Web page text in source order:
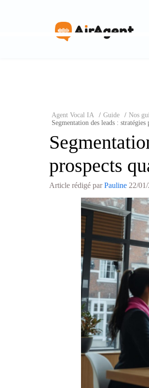
Agent Vocal IA / Guide / Nos
Segmentation des leads :
prospects
Article rédigé parPauline 22/